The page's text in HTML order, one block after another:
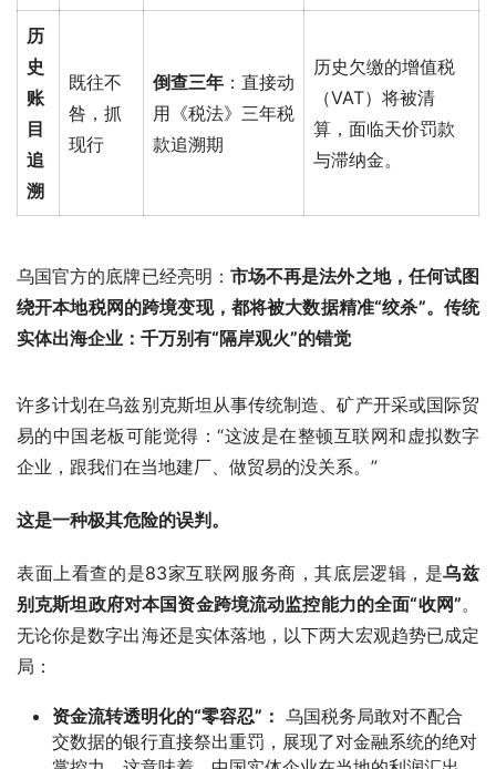
历
史
账
目
追
溯
既往不
咎，抓
现行
倒查三年 ：直接动
用《税法》三年税
款追溯期
历史欠缴的增值税
（VAT）将被清
算，面临天价罚款
与滞纳金。
乌国官方的底牌已经亮明： 市场不再是法外之地，任何试图
绕开本地税网的跨境变现，都将被大数据精准“绞杀”。 传统
实体出海企业：千万别有“隔岸观火”的错觉
许多计划在乌兹别克斯坦从事传统制造、矿产开采或国际贸
易的中国老板可能觉得：“这波是在整顿互联网和虚拟数字
企业，跟我们在当地建厂、做贸易的没关系。”
这是一种极其危险的误判。
表面上看查的是83家互联网服务商，其底层逻辑，是乌兹
别克斯坦政府对本国资金跨境流动监控能力的全面“收网”。
无论你是数字出海还是实体落地，以下两大宏观趋势已成定
局：
资金流转透明化的“零容忍”： 乌国税务局敢对不配合
交数据的银行直接祭出重罚，展现了对金融系统的绝对